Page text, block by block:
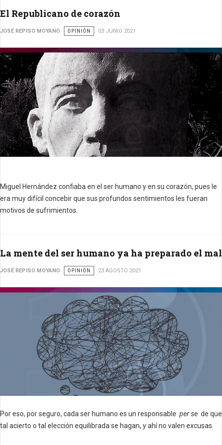
El Republicano de corazón
JOSÉ REPISO MOYANO OPINIÓN 03 JUNIO 2021
Miguel Hernández confiaba en el ser humano y en su corazón, pues le
era muy difícil concebir que sus profundos sentimientos les fueran
motivos de sufrimientos.
La mente del ser humano ya ha preparado el mal
JOSÉ REPISO MOYANO OPINIÓN 23 AGOSTO 2021
Por eso, por seguro, cada ser humano es un responsable per se de que
tal acierto o tal elección equilibrada se hagan, y ahí no valen excusas.